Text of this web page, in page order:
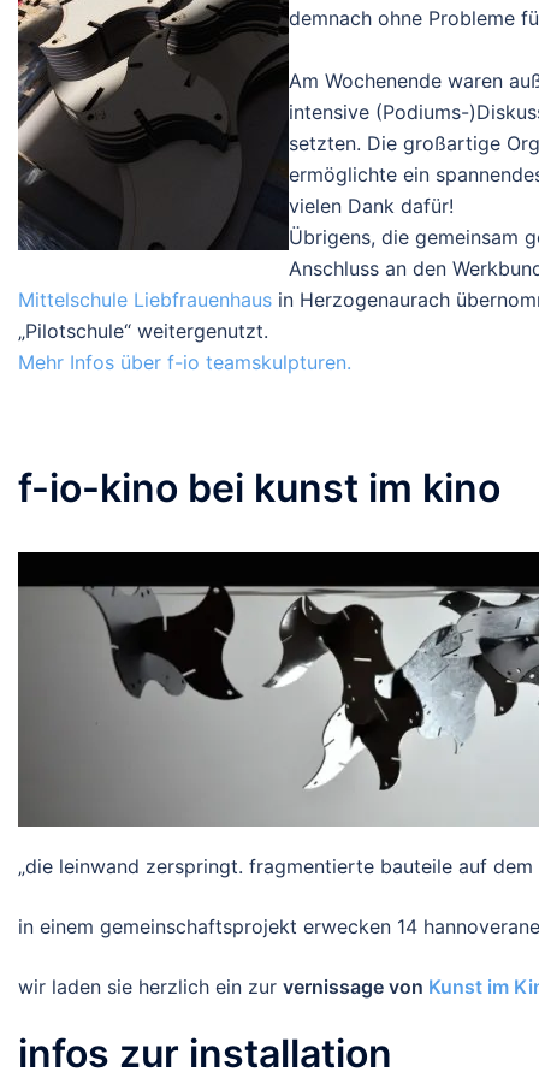
demnach ohne Probleme
Am Wochenende waren
intensive (Podiums-
setzten. Die großartige
ermöglichte ein
vielen Dank dafür!
Übrigens, die gemeinsam
Anschluss an den
Mittelschule Liebfrauenhaus in Herzogenaurach
„Pilotschule“ weitergenutzt.
Mehr Infos über f-io teamskulpturen.
f-io-kino bei kunst im kino
„die leinwand zerspringt. fragmentierte bauteile auf
in einem gemeinschaftsprojekt erwecken 14
wir laden sie herzlich ein zur vernissage von Kunst im
infos zur installation